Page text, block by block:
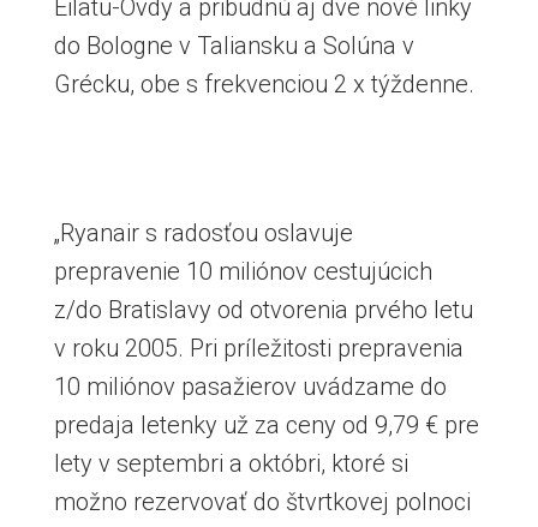
Eilatu-Ovdy a pribudnú aj dve nové linky
do Bologne v Taliansku a Solúna v
Grécku, obe s frekvenciou 2 x týždenne.
„Ryanair s radosťou oslavuje
prepravenie 10 miliónov cestujúcich
z/do Bratislavy od otvorenia prvého letu
v roku 2005. Pri príležitosti prepravenia
10 miliónov pasažierov uvádzame do
predaja letenky už za ceny od 9,79 € pre
lety v septembri a októbri, ktoré si
možno rezervovať do štvrtkovej polnoci